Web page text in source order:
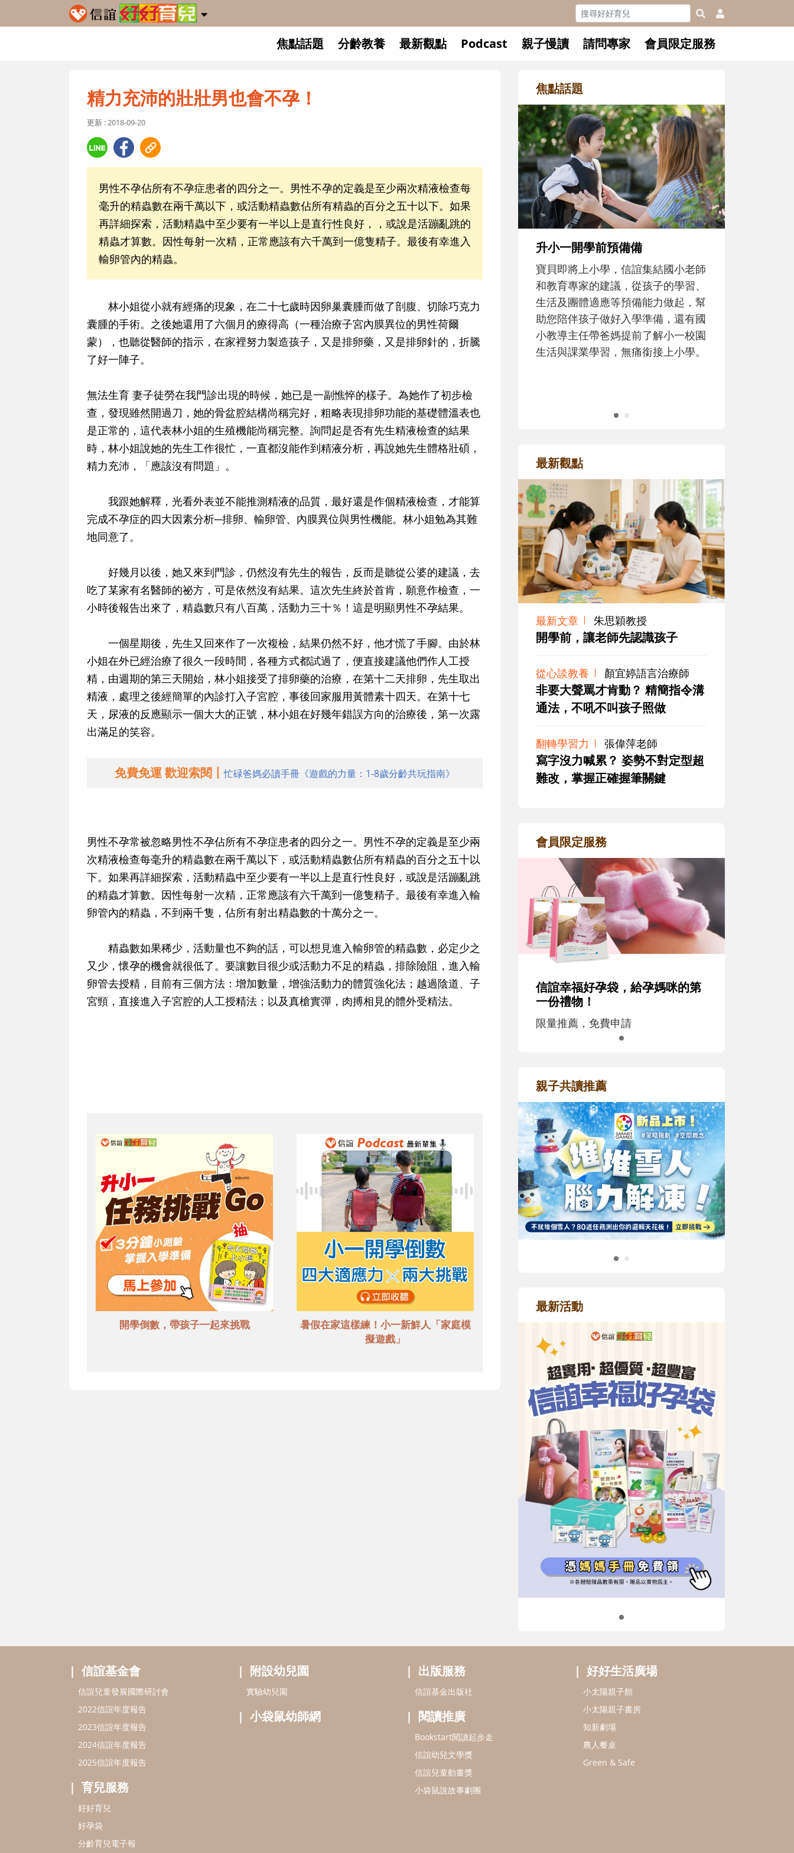
焦點話題 分齡教養 最新觀點 Podcast 親子慢讀 請問專家 會員限定服務
精力充沛的壯壯男也會不孕！
更新 : 2018-09-20
男性不孕佔所有不孕症患者的四分之一。男性不孕的定義是至少兩次精液檢查每
毫升的精蟲數在兩千萬以下，或活動精蟲數佔所有精蟲的百分之五十以下。如果
再詳細探索，活動精蟲中至少要有一半以上是直行性良好，，或說是活蹦亂跳的
精蟲才算數。因性每射一次精，正常應該有六千萬到一億隻精子。最後有幸進入
輸卵管內的精蟲。
林小姐從小就有經痛的現象，在二十七歲時因卵巢囊腫而做了剖腹、切除巧克力
囊腫的手術。之後她還用了六個月的療得高（一種治療子宮內膜異位的男性荷爾
蒙），也聽從醫師的指示，在家裡努力製造孩子，又是排卵藥，又是排卵針的，折騰
了好一陣子。
無法生育 妻子徒勞在我門診出現的時候，她已是一副憔悴的樣子。為她作了初步檢
查，發現雖然開過刀，她的骨盆腔結構尚稱完好，粗略表現排卵功能的基礎體溫表也
是正常的，這代表林小姐的生殖機能尚稱完整。詢問起是否有先生精液檢查的結果
時，林小姐說她的先生工作很忙，一直都沒能作到精液分析，再說她先生體格壯碩，
精力充沛，「應該沒有問題」。
我跟她解釋，光看外表並不能推測精液的品質，最好還是作個精液檢查，才能算
完成不孕症的四大因素分析─排卵、輸卵管、內膜異位與男性機能。林小姐勉為其難
地同意了。
好幾月以後，她又來到門診，仍然沒有先生的報告，反而是聽從公婆的建議，去
吃了某家有名醫師的祕方，可是依然沒有結果。這次先生終於首肯，願意作檢查，一
小時後報告出來了，精蟲數只有八百萬，活動力三十％！這是明顯男性不孕結果。
一個星期後，先生又回來作了一次複檢，結果仍然不好，他才慌了手腳。由於林
小姐在外已經治療了很久一段時間，各種方式都試過了，便直接建議他們作人工授
精，由週期的第三天開始，林小姐接受了排卵藥的治療，在第十二天排卵，先生取出
精液，處理之後經簡單的內診打入子宮腔，事後回家服用黃體素十四天。在第十七
天，尿液的反應顯示一個大大的正號，林小姐在好幾年錯誤方向的治療後，第一次露
出滿足的笑容。
免費免運 歡迎索閱丨忙碌爸媽必讀手冊《遊戲的力量：1-8歲分齡共玩指南》
男性不孕常被忽略男性不孕佔所有不孕症患者的四分之一。男性不孕的定義是至少兩
次精液檢查每毫升的精蟲數在兩千萬以下，或活動精蟲數佔所有精蟲的百分之五十以
下。如果再詳細探索，活動精蟲中至少要有一半以上是直行性良好，或說是活蹦亂跳
的精蟲才算數。因性每射一次精，正常應該有六千萬到一億隻精子。最後有幸進入輸
卵管內的精蟲，不到兩千隻，佔所有射出精蟲數的十萬分之一。
精蟲數如果稀少，活動量也不夠的話，可以想見進入輸卵管的精蟲數，必定少之
又少，懷孕的機會就很低了。要讓數目很少或活動力不足的精蟲，排除險阻，進入輸
卵管去授精，目前有三個方法：增加數量，增強活動力的體質強化法；越過陰道、子
宮頸，直接進入子宮腔的人工授精法；以及真槍實彈，肉搏相見的體外受精法。
開學倒數，帶孩子一起來挑戰
暑假在家這樣練！小一新鮮人「家庭模
擬遊戲」
焦點話題
升小一開學前預備備
寶貝即將上小學，信誼集結國小老師
和教育專家的建議，從孩子的學習、
生活及團體適應等預備能力做起，幫
助您陪伴孩子做好入學準備，還有國
小教導主任帶爸媽提前了解小一校園
生活與課業學習，無痛銜接上小學。
最新觀點
最新文章 朱思穎教授
開學前，讓老師先認識孩子
從心談教養 顏宜婷語言治療師
非要大聲罵才肯動？ 精簡指令溝
通法，不吼不叫孩子照做
翻轉學習力 張偉萍老師
寫字沒力喊累？ 姿勢不對定型超
難改，掌握正確握筆關鍵
會員限定服務
信誼幸福好孕袋，給孕媽咪的第
一份禮物！
限量推薦，免費申請
親子共讀推薦
最新活動
信誼基金會
信誼兒童發展國際研討會
2022信誼年度報告
2023信誼年度報告
2024信誼年度報告
2025信誼年度報告
育兒服務
好好育兒
好孕袋
分齡育兒電子報
附設幼兒園
實驗幼兒園
小袋鼠幼師網
出版服務
信誼基金出版社
閱讀推廣
Bookstart閱讀起步走
信誼幼兒文學獎
信誼兒童動畫獎
小袋鼠說故事劇團
好好生活廣場
小太陽親子館
小太陽親子書房
知新劇場
農人餐桌
Green & Safe